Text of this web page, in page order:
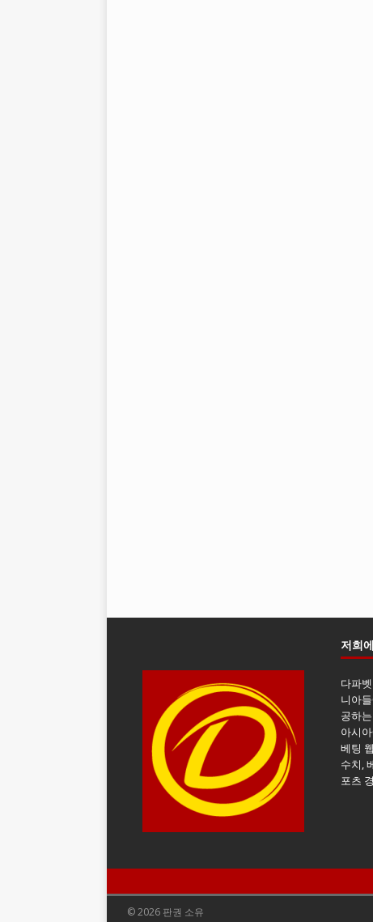
저희
다파
니아
공하
아시
베팅
수치,
포츠
© 2026 판권 소유